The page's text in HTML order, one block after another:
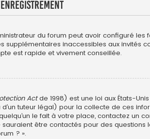
du forum peut avoir configuré
inaccessibles aux invités
est rapide et vivement conseillée.
Actde 1998) est une loi aux États-
tuteur légal) pour la collecte de ces
le fait à votre place, contactez un
être contactés pour des
? ».